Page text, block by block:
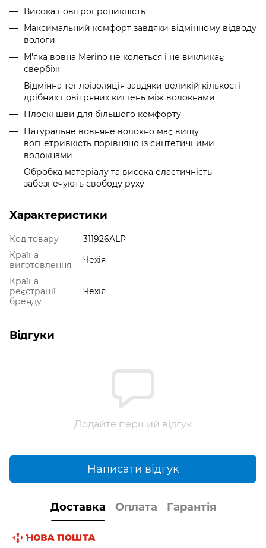
Висока повітропроникність
Максимальний комфорт завдяки відмінному відводу
вологи
М'яка вовна Merino не колеться і не викликає
свербіж
Відмінна теплоізоляція завдяки великій кількості
дрібних повітряних кишень між волокнами
Плоскі шви для більшого комфорту
Натуральне вовняне волокно має вищу
вогнетривкість порівняно із синтетичними
волокнами
Обробка матеріалу та висока еластичність
забезпечують свободу руху
Характеристики
Код товару
311926ALP
Країна
виготовлення
Чехія
Країна
реєстрації
бренду
Чехія
Відгуки
Додайте перший відгук
Написати відгук
Доставка Оплата Гарантія